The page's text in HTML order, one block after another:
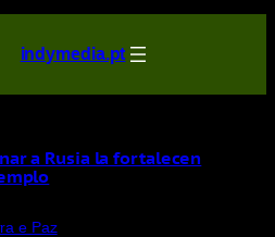
indymedia.pt
a Rusia la fortalecen
e Paz